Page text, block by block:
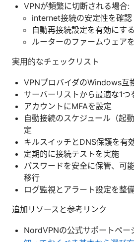
VPNが頻繁に切断される場合:
internet接続の安定性を確認
自動再接続設定を有効にする
ルーターのファームウェア
実用的なチェックリスト
VPNプロバイダのWindows互
サーバーリストから最適な1つ
アカウントにMFAを設定
自動接続のスケジュール（起
定
キルスイッチとDNS保護を有
定期的に接続テストを実施
パスワードを安全に保管、可
移行
ログ監視とアラート設定を整
追加リソースと参考リンク
NordVPNの公式サポートペー